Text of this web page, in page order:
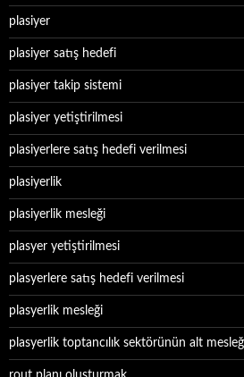
plasiyer
plasiyer satış hedefi
plasiyer takip sistemi
plasiyer yetiştirilmesi
plasiyerlere satış hedefi verilmesi
plasiyerlik
plasiyerlik mesleği
plasyer yetiştirilmesi
plasyerlere satış hedefi verilmesi
plasyerlik mesleği
plasyerlik toptancılık sektörünün alt